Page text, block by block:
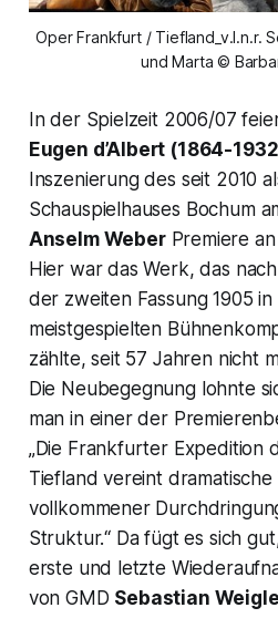
Oper Frankfurt / Tiefland_v.l.n.r.
und Marta ©
In der Spielzeit 2006/07
Eugen d’Albert (1864-
Inszenierung des seit 2010
Schauspielhauses Bochum
Anselm WeberPremiere
Hier war das Werk, das
der zweiten Fassung 1905
meistgespielten
zählte, seit 57 Jahren nicht
Die Neubegegnung lohnte
man in einer der
„Die Frankfurter Expedition
Tiefland vereint
vollkommener
Struktur.“ Da fügt es sich
erste und letzte
von GMD Sebastian Weigle